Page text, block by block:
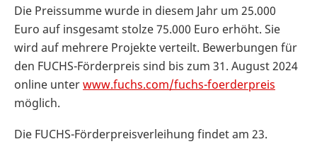
Die Preissumme wurde in diesem Jahr um 25.000
Euro auf insgesamt stolze 75.000 Euro erhöht. Sie
wird auf mehrere Projekte verteilt. Bewerbungen für
den FUCHS-Förderpreis sind bis zum 31. August 2024
online unterwww.fuchs.com/fuchs-foerderpreis
möglich.
Die FUCHS-Förderpreisverleihung findet am 23.